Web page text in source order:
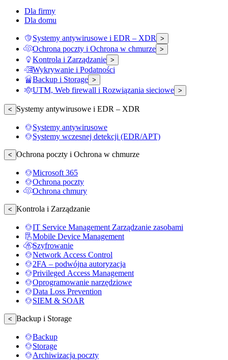
Dla firmy
Dla domu
Systemy antywirusowe i EDR – XDR >
Ochrona poczty i Ochrona w chmurze >
Kontrola i Zarządzanie >
Wykrywanie i Podatności
Backup i Storage >
UTM, Web firewall i Rozwiązania sieciowe >
< Systemy antywirusowe i EDR – XDR
Systemy antywirusowe
Systemy wczesnej detekcji (EDR/APT)
< Ochrona poczty i Ochrona w chmurze
Microsoft 365
Ochrona poczty
Ochrona chmury
< Kontrola i Zarządzanie
IT Service Management Zarządzanie zasobami
Mobile Device Management
Szyfrowanie
Network Access Control
2FA – podwójna autoryzacja
Privileged Access Management
Oprogramowanie narzędziowe
Data Loss Prevention
SIEM & SOAR
< Backup i Storage
Backup
Storage
Archiwizacja poczty